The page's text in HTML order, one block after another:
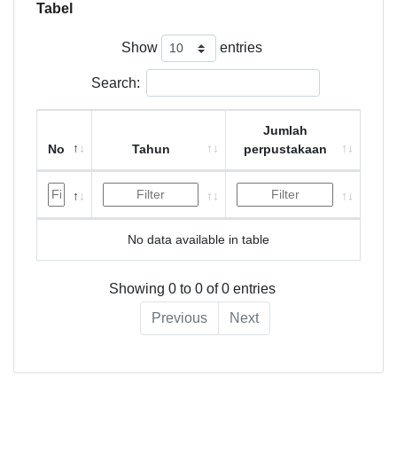
Tabel
Show entries
Search:
No Tahun
Jumlah
perpustakaan
No data available in table
Showing 0 to 0 of 0 entries
Previous
Next